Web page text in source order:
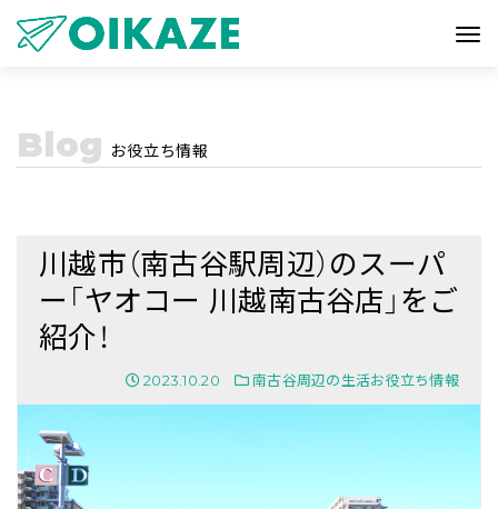
Blog お役立ち情報
川越市（南古谷駅周辺）のスーパ
ー「ヤオコー 川越南古谷店」をご
紹介！
2023.10.20 南古谷周辺の生活お役立ち情報